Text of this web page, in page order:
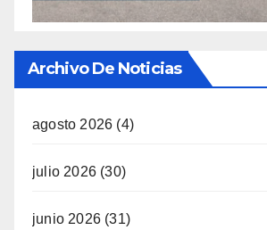
Archivo De Noticias
agosto 2026 (4)
julio 2026 (30)
junio 2026 (31)